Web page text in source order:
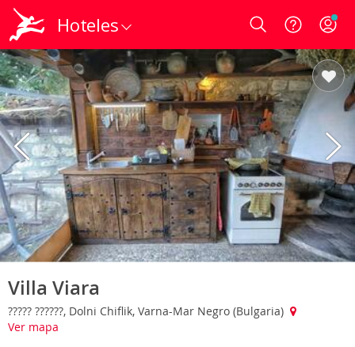
Hoteles Login
Villa Viara
????? ??????, Dolni Chiflik, Varna-Mar Negro (Bulgaria)
Ver mapa